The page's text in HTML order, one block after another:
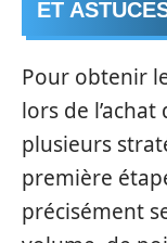
ET
Pour obtenir
lors de
plusieurs
première
précisément